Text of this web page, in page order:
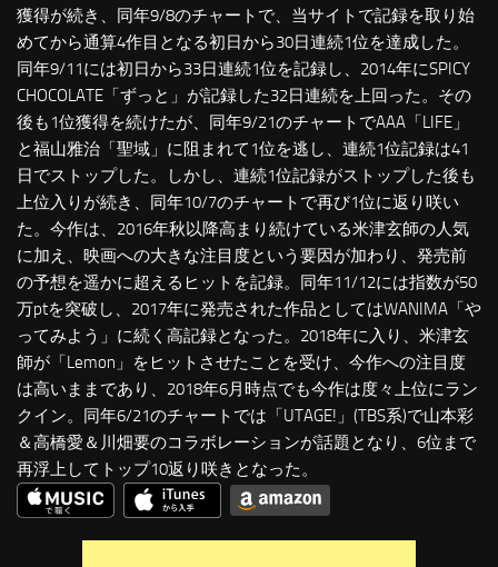
獲得が続き、同年9/8のチャートで、当サイトで記録を取り始
めてから通算4作目となる初日から30日連続1位を達成した。
同年9/11には初日から33日連続1位を記録し、2014年にSPICY
CHOCOLATE「ずっと」が記録した32日連続を上回った。その
後も1位獲得を続けたが、同年9/21のチャートでAAA「LIFE」
と福山雅治「聖域」に阻まれて1位を逃し、連続1位記録は41
日でストップした。しかし、連続1位記録がストップした後も
上位入りが続き、同年10/7のチャートで再び1位に返り咲い
た。今作は、2016年秋以降高まり続けている米津玄師の人気
に加え、映画への大きな注目度という要因が加わり、発売前
の予想を遥かに超えるヒットを記録。同年11/12には指数が50
万ptを突破し、2017年に発売された作品としてはWANIMA「や
ってみよう」に続く高記録となった。2018年に入り、米津玄
師が「Lemon」をヒットさせたことを受け、今作への注目度
は高いままであり、2018年6月時点でも今作は度々上位にラン
クイン。同年6/21のチャートでは「UTAGE!」(TBS系)で山本彩
＆高橋愛＆川畑要のコラボレーションが話題となり、6位まで
再浮上してトップ10返り咲きとなった。